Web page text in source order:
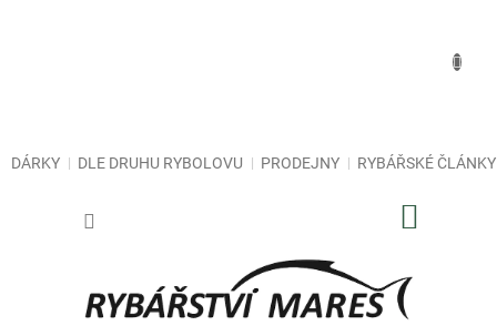
DÁRKY DLE DRUHU RYBOLOVU PRODEJNY RYBÁŘSKÉ ČLÁNKY